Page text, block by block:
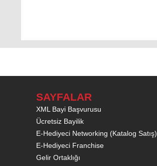
SAYFALAR
XML Bayi Başvurusu
Ücretsiz Bayilik
E-Hediyeci Networking (Katalog Satış)
E-Hediyeci Franchise
Gelir Ortaklığı